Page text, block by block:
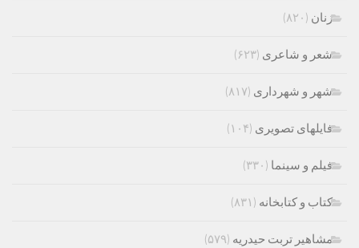
زنان (۸۲۰)
شعر و شاعری (۶۲۳)
شهر و شهرداری (۸۱۷)
فایلهای تصویری (۱۰۴)
فیلم و سینما (۳۳۰)
کتاب و کتابخانه (۸۳۱)
مشاهیر تربت حیدریه (۵۷۹)